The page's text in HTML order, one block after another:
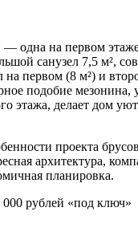
одна на первом
санузел 7,5 м²,
на первом (8 м²) и
подобие мезонина,
этажа, делает дом
проекта
архитектура,
планировка.
рублей «под ключ»